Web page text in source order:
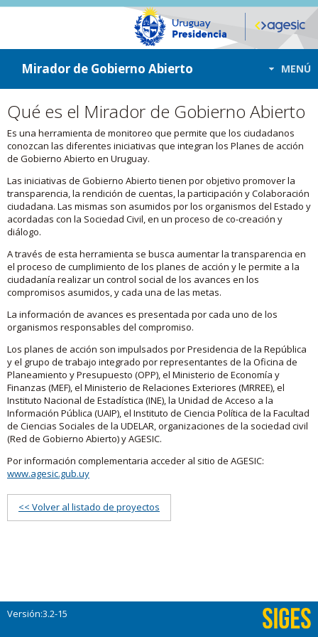
ir a contenido
ir al menú
Mirador de Gobierno Abierto MENÚ
Qué es el Mirador de Gobierno Abierto
Es una herramienta de monitoreo que permite que los ciudadanos
conozcan las diferentes iniciativas que integran los Planes de acción
de Gobierno Abierto en Uruguay.
Las iniciativas de Gobierno Abierto tienen por objetivo promover la
transparencia, la rendición de cuentas, la participación y Colaboración
ciudadana. Las mismas son asumidos por los organismos del Estado y
acordadas con la Sociedad Civil, en un proceso de co-creación y
diálogo.
A través de esta herramienta se busca aumentar la transparencia en
el proceso de cumplimiento de los planes de acción y le permite a la
ciudadanía realizar un control social de los avances en los
compromisos asumidos, y cada una de las metas.
La información de avances es presentada por cada uno de los
organismos responsables del compromiso.
Los planes de acción son impulsados por Presidencia de la República
y el grupo de trabajo integrado por representantes de la Oficina de
Planeamiento y Presupuesto (OPP), el Ministerio de Economía y
Finanzas (MEF), el Ministerio de Relaciones Exteriores (MRREE), el
Instituto Nacional de Estadística (INE), la Unidad de Acceso a la
Información Pública (UAIP), el Instituto de Ciencia Política de la Facultad
de Ciencias Sociales de la UDELAR, organizaciones de la sociedad civil
(Red de Gobierno Abierto) y AGESIC.
Por información complementaria acceder al sitio de AGESIC:
www.agesic.gub.uy
<< Volver al listado de proyectos
Versión:3.2-15